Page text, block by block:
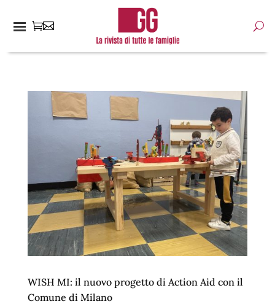
WISH MI: il nuovo progetto di Action Aid con il
Comune di Milano